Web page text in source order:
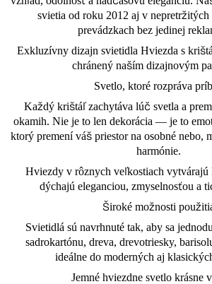
svietia od roku 2012 aj v
prevádzkach bez jedinej
Exkluzívny dizajn svietidla Hviezda s
chránený naším dizajnovým
Svetlo, ktoré rozpráva
Každý krištáľ zachytáva lúč svetla a
okamih. Nie je to len dekorácia — je to
ktorý premení váš priestor na osobné nebo,
harmónie.
Hviezdy v rôznych veľkostiach vytvárajú
dýchajú eleganciou, zmyselnosťou a
Široké možnosti
Svietidlá sú navrhnuté tak, aby sa
sadrokartónu, dreva, drevotriesky,
ideálne do moderných aj
Jemné hviezdne svetlo krásne